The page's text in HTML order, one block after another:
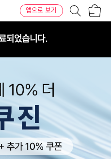
앱으로 보기
되었습니다.